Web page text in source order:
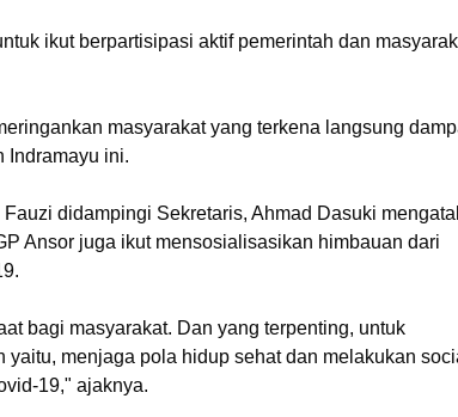
ikut berpartisipasi aktif pemerintah dan
masyarakat yang terkena langsung
Indramayu ini.
didampingi Sekretaris, Ahmad Dasuki
Ansor juga ikut mensosialisasikan himbauan dari
bagi masyarakat. Dan yang terpenting, untuk
menjaga pola hidup sehat dan melakukan
19," ajaknya.